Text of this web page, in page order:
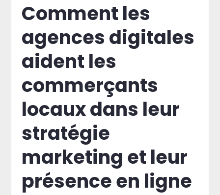
Comment les
agences digitales
aident les
commerçants
locaux dans leur
stratégie
marketing et leur
présence en ligne